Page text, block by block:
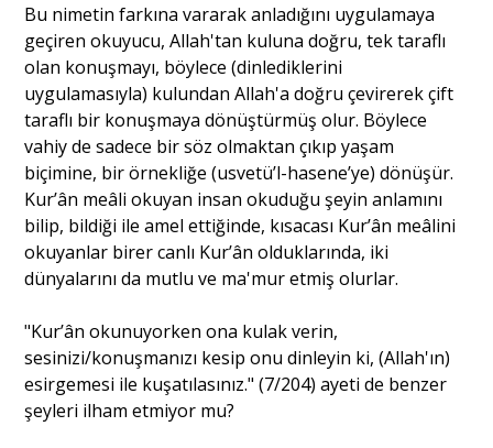
Bu nimetin farkına vararak anladığını uygulamaya
geçiren okuyucu, Allah'tan kuluna doğru, tek taraflı
olan konuşmayı, böylece (dinlediklerini
uygulamasıyla) kulundan Allah'a doğru çevirerek çift
taraflı bir konuşmaya dönüştürmüş olur. Böylece
vahiy de sadece bir söz olmaktan çıkıp yaşam
biçimine, bir örnekliğe (usvetü’l-hasene’ye) dönüşür.
Kur’ân meâli okuyan insan okuduğu şeyin anlamını
bilip, bildiği ile amel ettiğinde, kısacası Kur’ân meâlini
okuyanlar birer canlı Kur’ân olduklarında, iki
dünyalarını da mutlu ve ma'mur etmiş olurlar.
"Kur’ân okunuyorken ona kulak verin,
sesinizi/konuşmanızı kesip onu dinleyin ki, (Allah'ın)
esirgemesi ile kuşatılasınız." (7/204) ayeti de benzer
şeyleri ilham etmiyor mu?